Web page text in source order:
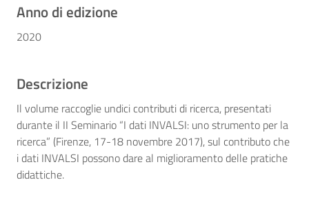
Anno di edizione
2020
Descrizione
Il volume raccoglie undici contributi di ricerca, presentati
durante il II Seminario “I dati INVALSI: uno strumento per la
ricerca” (Firenze, 17-18 novembre 2017), sul contributo che
i dati INVALSI possono dare al miglioramento delle pratiche
didattiche.